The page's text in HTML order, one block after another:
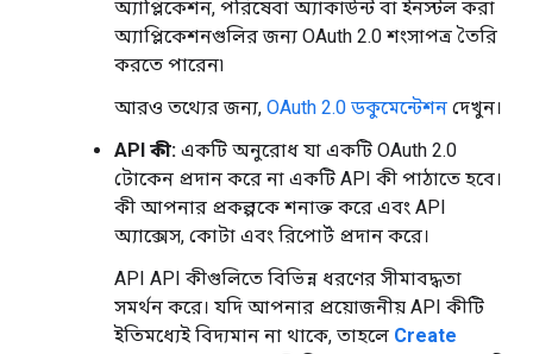
অ্যাপ্লিকেশন, পরিষেবা অ্যাকাউন্ট বা ইনস্টল করা
অ্যাপ্লিকেশনগুলির জন্য OAuth 2.0 শংসাপত্র তৈরি
করতে পারেন৷
আরও তথ্যের জন্য, OAuth 2.0 ডকুমেন্টেশন দেখুন।
API কী: একটি অনুরোধ যা একটি OAuth 2.0
টোকেন প্রদান করে না একটি API কী পাঠাতে হবে।
কী আপনার প্রকল্পকে শনাক্ত করে এবং API
অ্যাক্সেস, কোটা এবং রিপোর্ট প্রদান করে।
API API কীগুলিতে বিভিন্ন ধরণের সীমাবদ্ধতা
সমর্থন করে। যদি আপনার প্রয়োজনীয় API কীটি
ইতিমধ্যেই বিদ্যমান না থাকে, তাহলে Create